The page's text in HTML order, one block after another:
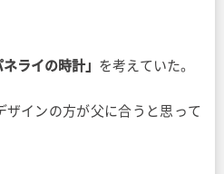
ネライの時計」 を考えていた。
ザインの方が父に合うと思って